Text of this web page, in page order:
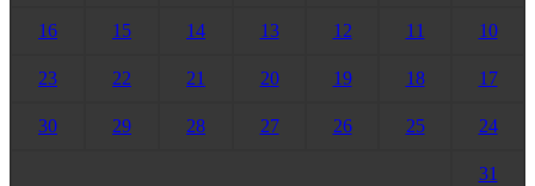
10
11
12
13
14
15
16
17
18
19
20
21
22
23
24
25
26
27
28
29
30
31